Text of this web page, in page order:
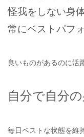
怪我をしない身
常にベストパフ
良いものがあるのに活
自分で自分
毎日ベストな状態を維